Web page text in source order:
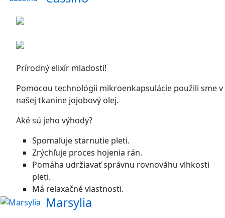
Prírodný elixír mladosti!
Pomocou technológii mikroenkapsulácie použili sme v
našej tkanine jojobový olej.
Aké sú jeho výhody?
Spomaľuje starnutie pleti.
Zrýchľuje proces hojenia rán.
Pomáha udržiavať správnu rovnováhu vlhkosti
pleti.
Má relaxačné vlastnosti.
Marsylia